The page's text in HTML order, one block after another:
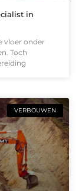
in
vloer onder
Toch
VERBOUWEN